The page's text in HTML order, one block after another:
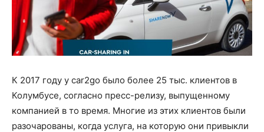
К 2017 году у car2go было более 25 тыс. клиентов в
Колумбусе, согласно пресс-релизу, выпущенному
компанией в то время. Многие из этих клиентов были
разочарованы, когда услуга, на которую они привыкли